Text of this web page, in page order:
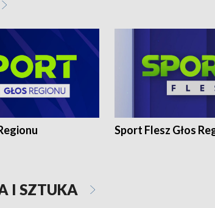
Sport Flesz Głos
I SZTUKA